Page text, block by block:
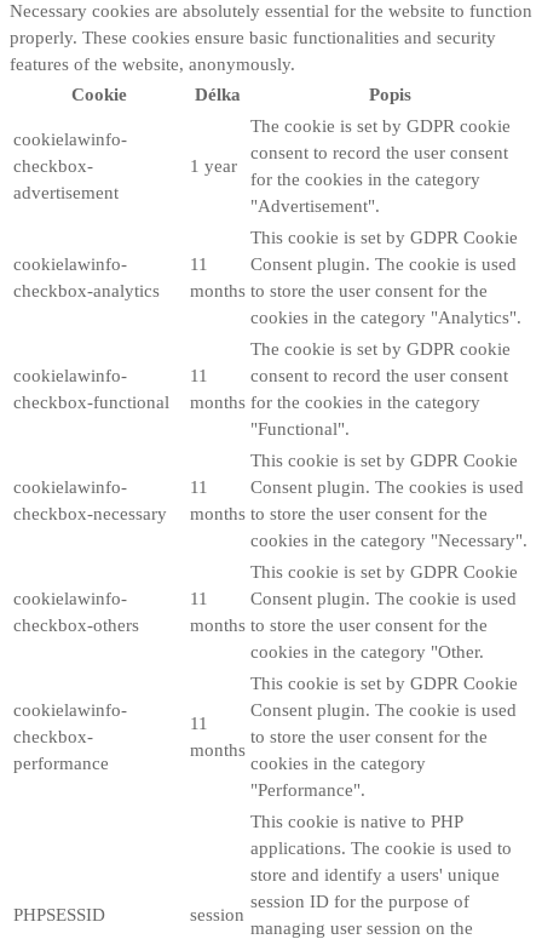
Necessary cookies are absolutely essential for the website to function
properly. These cookies ensure basic functionalities and security
features of the website, anonymously.
Cookie
Délka Popis
cookielawinfo-
checkbox-
advertisement
1 year
The cookie is set by GDPR cookie
consent to record the user consent
for the cookies in the category
"Advertisement".
cookielawinfo-
checkbox-analytics
11
months
This cookie is set by GDPR Cookie
Consent plugin. The cookie is used
to store the user consent for the
cookies in the category "Analytics".
cookielawinfo-
checkbox-functional
11
months
The cookie is set by GDPR cookie
consent to record the user consent
for the cookies in the category
"Functional".
cookielawinfo-
checkbox-necessary
11
months
This cookie is set by GDPR Cookie
Consent plugin. The cookies is used
to store the user consent for the
cookies in the category "Necessary".
cookielawinfo-
checkbox-others
11
months
This cookie is set by GDPR Cookie
Consent plugin. The cookie is used
to store the user consent for the
cookies in the category "Other.
cookielawinfo-
checkbox-
performance
11
months
This cookie is set by GDPR Cookie
Consent plugin. The cookie is used
to store the user consent for the
cookies in the category
"Performance".
PHPSESSID session
This cookie is native to PHP
applications. The cookie is used to
store and identify a users' unique
session ID for the purpose of
managing user session on the